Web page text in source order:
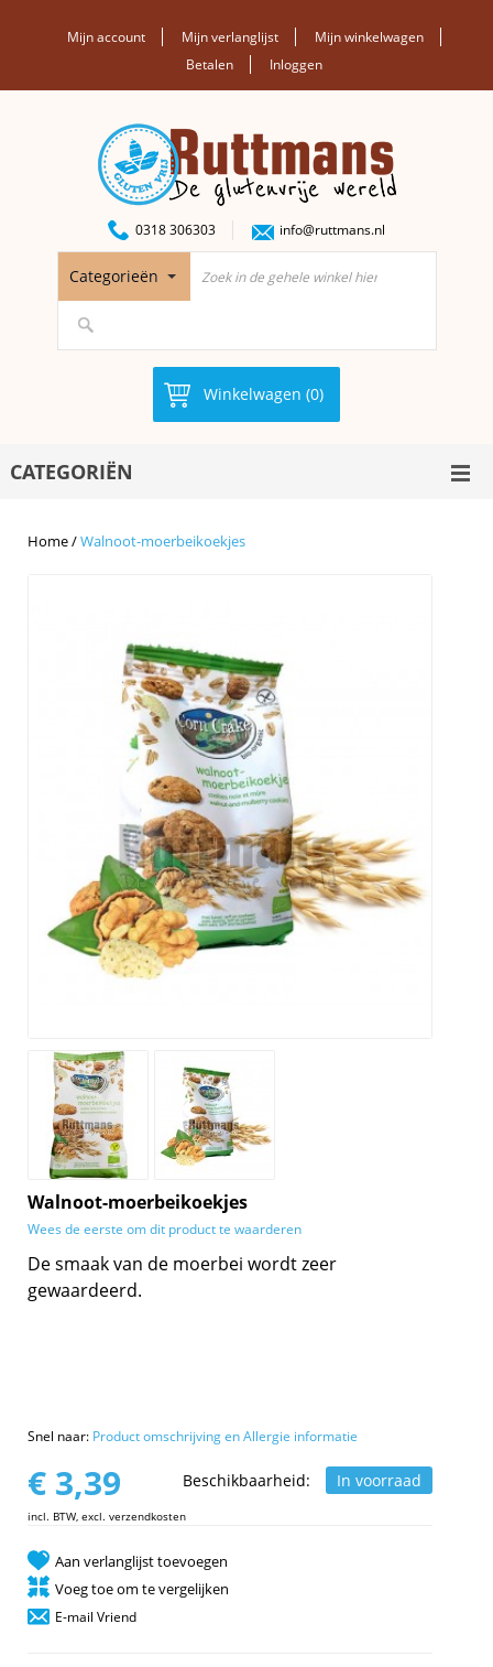
Mijn account Mijn verlanglijst
Mijn winkelwagen
Betalen
Inloggen
0318 306303 info@ruttmans.nl
Categorieën
Winkelwagen (0)
CATEGORIËN
Home/Walnoot-moerbeikoekjes
Walnoot-moerbeikoekjes
Wees de eerste om dit product te waarderen
De smaak van de moerbei wordt zeer
gewaardeerd.
Snel naar: Product omschrijving en Allergie informatie
Beschikbaarheid: In voorraad
€ 3,39
incl. BTW, excl. verzendkosten
Aan verlanglijst toevoegen
Voeg toe om te vergelijken
E-mail Vriend